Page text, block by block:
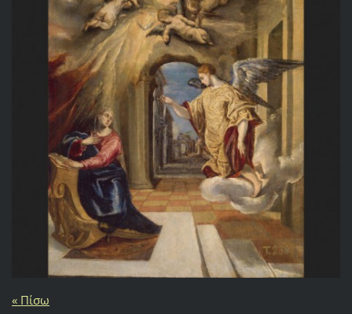
« Πίσω